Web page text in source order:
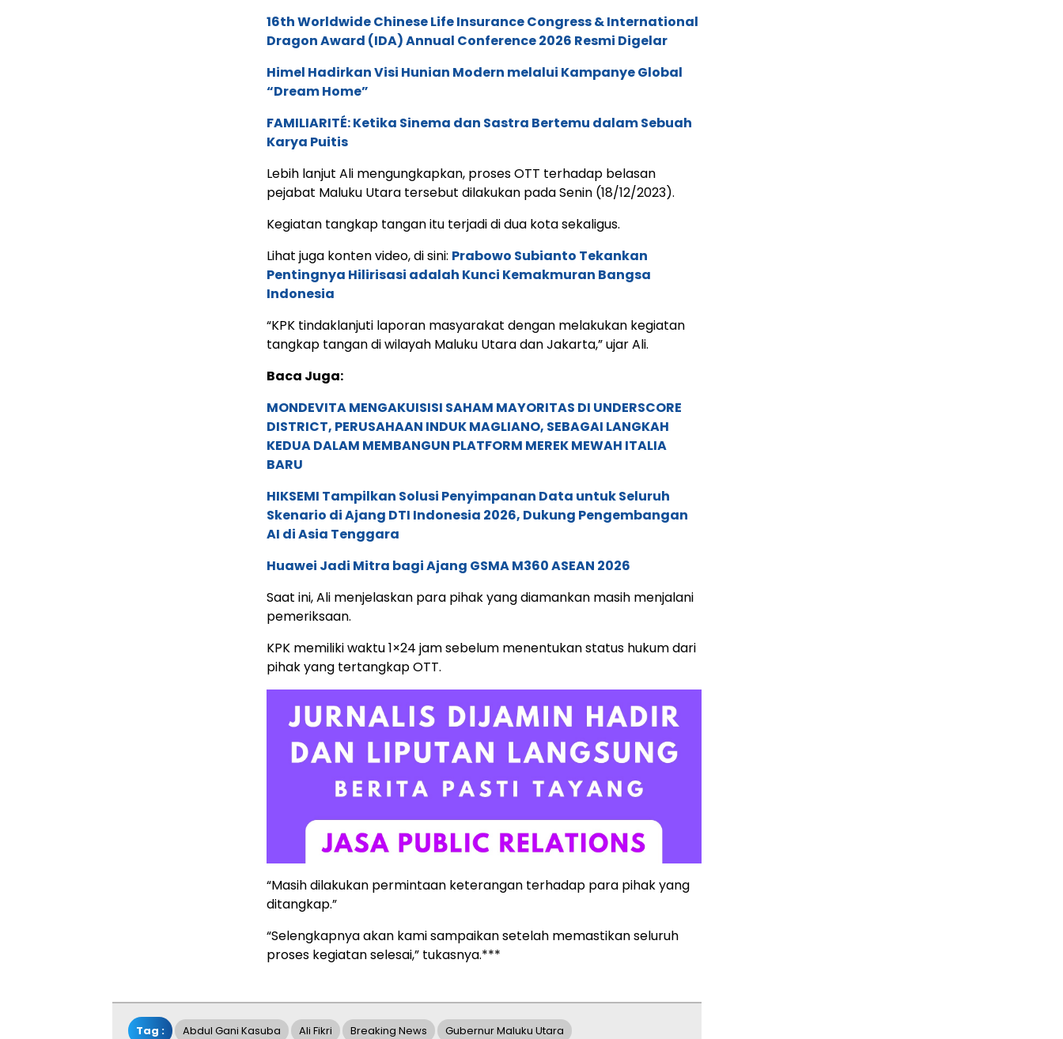
16th Worldwide Chinese Life Insurance Congress & International
Dragon Award (IDA) Annual Conference 2026 Resmi Digelar
Himel Hadirkan Visi Hunian Modern melalui Kampanye Global
“Dream Home”
FAMILIARITÉ: Ketika Sinema dan Sastra Bertemu dalam Sebuah
Karya Puitis
Lebih lanjut Ali mengungkapkan, proses OTT terhadap belasan
pejabat Maluku Utara tersebut dilakukan pada Senin (18/12/2023).
Kegiatan tangkap tangan itu terjadi di dua kota sekaligus.
Lihat juga konten video, di sini: Prabowo Subianto Tekankan
Pentingnya Hilirisasi adalah Kunci Kemakmuran Bangsa
Indonesia
“KPK tindaklanjuti laporan masyarakat dengan melakukan kegiatan
tangkap tangan di wilayah Maluku Utara dan Jakarta,” ujar Ali.
Baca Juga:
MONDEVITA MENGAKUISISI SAHAM MAYORITAS DI UNDERSCORE
DISTRICT, PERUSAHAAN INDUK MAGLIANO, SEBAGAI LANGKAH
KEDUA DALAM MEMBANGUN PLATFORM MEREK MEWAH ITALIA
BARU
HIKSEMI Tampilkan Solusi Penyimpanan Data untuk Seluruh
Skenario di Ajang DTI Indonesia 2026, Dukung Pengembangan
AI di Asia Tenggara
Huawei Jadi Mitra bagi Ajang GSMA M360 ASEAN 2026
Saat ini, Ali menjelaskan para pihak yang diamankan masih menjalani
pemeriksaan.
KPK memiliki waktu 1×24 jam sebelum menentukan status hukum dari
pihak yang tertangkap OTT.
“Masih dilakukan permintaan keterangan terhadap para pihak yang
ditangkap.”
“Selengkapnya akan kami sampaikan setelah memastikan seluruh
proses kegiatan selesai,” tukasnya.***
Tag : Abdul Gani Kasuba Ali Fikri Breaking News Gubernur Maluku Utara